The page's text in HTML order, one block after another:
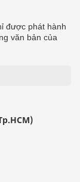
được phát hành
văn bản của